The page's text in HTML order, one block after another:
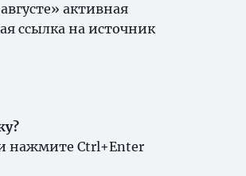
активная
ссылка на источник
нажмите Ctrl+Enter